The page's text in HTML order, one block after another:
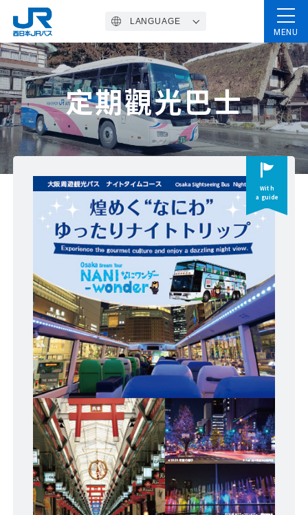
LANGUAGE
MENU
Home
高速巴士
定期觀光巴士
一般路線巴士
利用指南
關於西日本JR巴士
企業信息 咨询
定期觀光巴士
With
a guide